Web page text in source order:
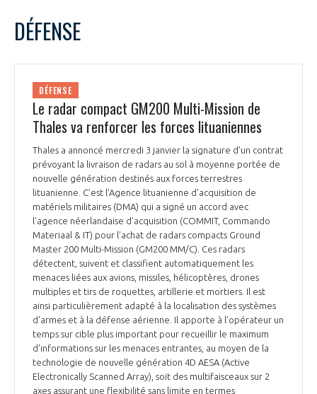
PRÉSENTATION
NOTRE VISION
NOS MISSIONS
NOTRE HISTOIRE
ORGANISATION
LE CONSEIL DU GIFAS
L’ÉQUIPE DU GIFAS
NOS RÉSEAUX À L'INTERNATIONAL
FONCTIONNEMENT
GEADS
COMITÉ AERO PME
STARTAIR
COMMISSIONS ET COMITÉS
ACCOMPAGNEMENT DE NOS ADHÉRENTS
LES PROGRAMMES DU GIFAS
UN ÉCOSYSTÈME INTÉGRÉ ET COHÉRENT
POURQUOI DEVENIR MEMBRE ?
LA MÉDIATION
LA MÉDIATION DANS LA FILIÈRE AÉRONAUTIQUE ET SPATIALE
LE MÉDIATEUR DE LA FILIÈRE AÉRONAUTIQUE ET SPATIALE
MÉDIATION ET CHARTE D’ENGAGEMENT SUR LES RELATIONS ENTRE
LE SALON DU BOURGET
L'OBSERVATOIRE
1 2 3 4 5 6
7
17 18 19 20
DÉFENSE
DÉFENSE
Le radar compact GM200 Multi-Mission de
Thales va renforcer les forces lituaniennes
Thales a annoncé mercredi 3 janvier la signature d'un contrat
prévoyant la livraison de radars au sol à moyenne portée de
nouvelle génération destinés aux forces terrestres
lituanienne. C’est l’Agence lituanienne d'acquisition de
matériels militaires (DMA) qui a signé un accord avec
l'agence néerlandaise d'acquisition (COMMIT, Commando
Materiaal & IT) pour l'achat de radars compacts Ground
Master 200 Multi-Mission (GM200 MM/C). Ces radars
détectent, suivent et classifient automatiquement les
menaces liées aux avions, missiles, hélicoptères, drones
multiples et tirs de roquettes, artillerie et mortiers. Il est
ainsi particulièrement adapté à la localisation des systèmes
d'armes et à la défense aérienne. Il apporte à l'opérateur un
temps sur cible plus important pour recueillir le maximum
d'informations sur les menaces entrantes, au moyen de la
technologie de nouvelle génération 4D AESA (Active
Electronically Scanned Array), soit des multifaisceaux sur 2
axes assurant une flexibilité sans limite en termes
Rejoignez une filière d’excellence et développez
Découvrez les avantages d'adhérer au GIFAS.
Rencontres, salons, données sectorielles,
programmes ...
DEMANDE D’ADHÉSION